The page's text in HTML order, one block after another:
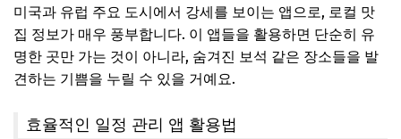
미국과 유럽 주요 도시에서 강세를 보이는 앱으로, 로컬 맛
집 정보가 매우 풍부합니다. 이 앱들을 활용하면 단순히 유
명한 곳만 가는 것이 아니라, 숨겨진 보석 같은 장소들을 발
견하는 기쁨을 누릴 수 있을 거예요.
효율적인 일정 관리 앱 활용법